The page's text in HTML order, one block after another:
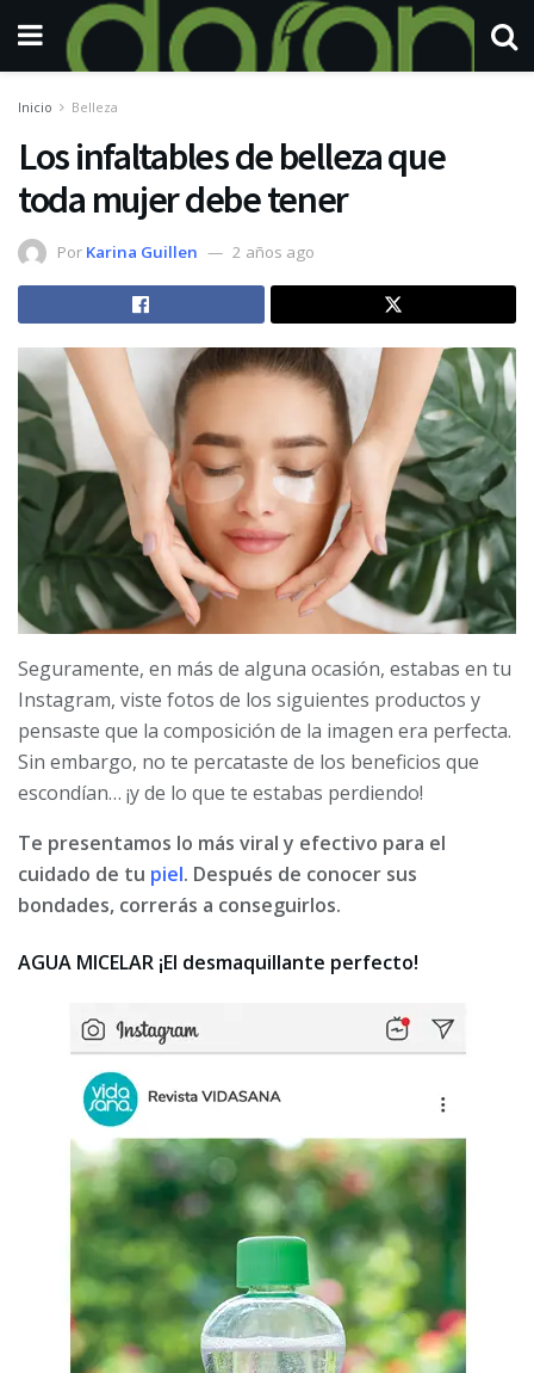
Inicio Belleza
Los infaltables de belleza que
toda mujer debe tener
Por Karina Guillen 2 años ago
Seguramente, en más de alguna ocasión, estabas en tu
Instagram, viste fotos de los siguientes productos y
pensaste que la composición de la imagen era perfecta.
Sin embargo, no te percataste de los beneficios que
escondían… ¡y de lo que te estabas perdiendo!
Te presentamos lo más viral y efectivo para el
cuidado de tu piel. Después de conocer sus
bondades, correrás a conseguirlos.
AGUA MICELAR ¡El desmaquillante perfecto!